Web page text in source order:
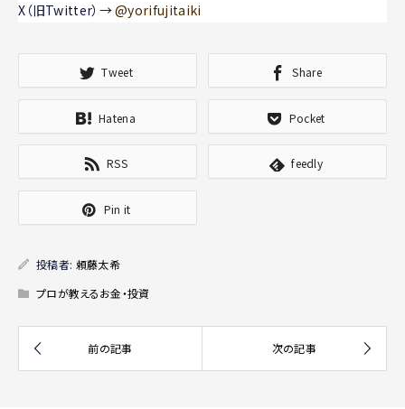
X（旧Twitter）→@yorifujitaiki
Tweet Share
Hatena Pocket
RSS feedly
Pin it
投稿者: 頼藤太希
プロが教えるお金・投資